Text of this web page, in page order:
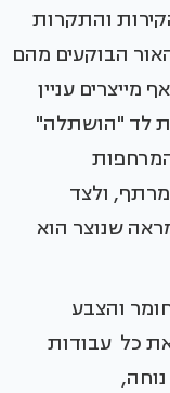
והתקרות
הבוקעים מהם
מייצרים עניין
לד "הושתלה"
ולצד
שנוצר הוא
והצבע
כל עבודות